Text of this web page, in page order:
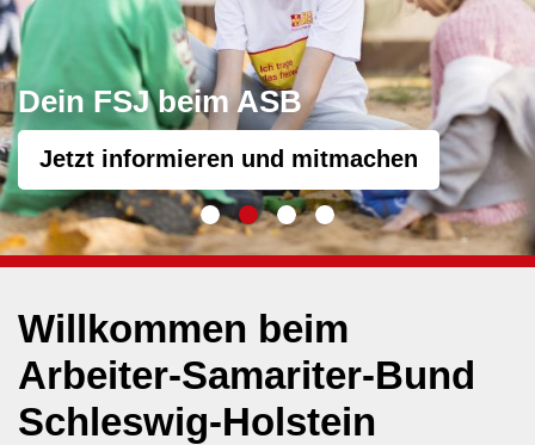
Dein FSJ beim ASB
Jetzt informieren und mitmachen
Willkommen beim
Arbeiter-Samariter-Bund
Schleswig-Holstein